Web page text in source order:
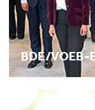
BDE/VOEB-